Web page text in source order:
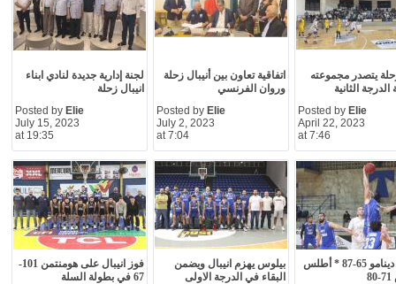
لجنة إدارية جديدة لنادي ابناء
انيبال زحلة
Posted by Elie
July 15, 2023
at 19:35
اتفاقية تعاون بين أنيبال زحلة
وروان الفرنسي
Posted by Elie
July 2, 2023
at 7:04
يتصدر مجموعته
الثانية
Posted by Elie
April 22, 2023
at 7:46
فوز انيبال على هومنتمن 101-
67 في بطولة السلة
بيلوس يهزم انيبال ويضمن
البقاء في الدرجة الاولى
انيبال - دينامو 65-87 * أطلس